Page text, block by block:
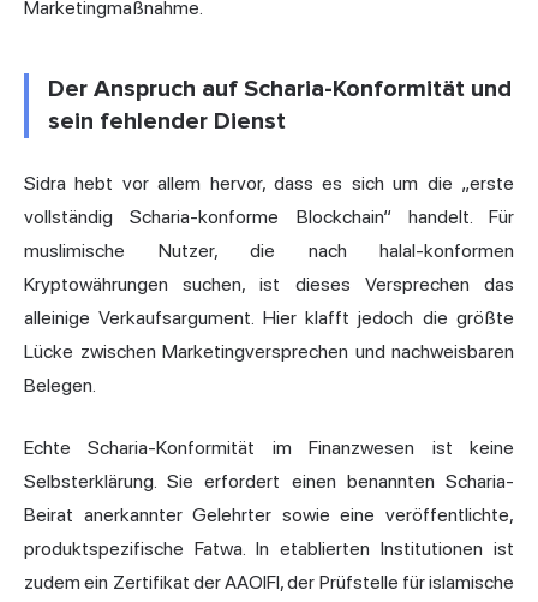
Marketingmaßnahme.
Der Anspruch auf Scharia-Konformität und
sein fehlender Dienst
Sidra hebt vor allem hervor, dass es sich um die „erste
vollständig Scharia-konforme Blockchain“ handelt. Für
muslimische Nutzer, die nach halal-konformen
Kryptowährungen suchen, ist dieses Versprechen das
alleinige Verkaufsargument. Hier klafft jedoch die größte
Lücke zwischen Marketingversprechen und nachweisbaren
Belegen.
Echte Scharia-Konformität im Finanzwesen ist keine
Selbsterklärung. Sie erfordert einen benannten Scharia-
Beirat anerkannter Gelehrter sowie eine veröffentlichte,
produktspezifische Fatwa. In etablierten Institutionen ist
zudem ein Zertifikat der AAOIFI, der Prüfstelle für islamische